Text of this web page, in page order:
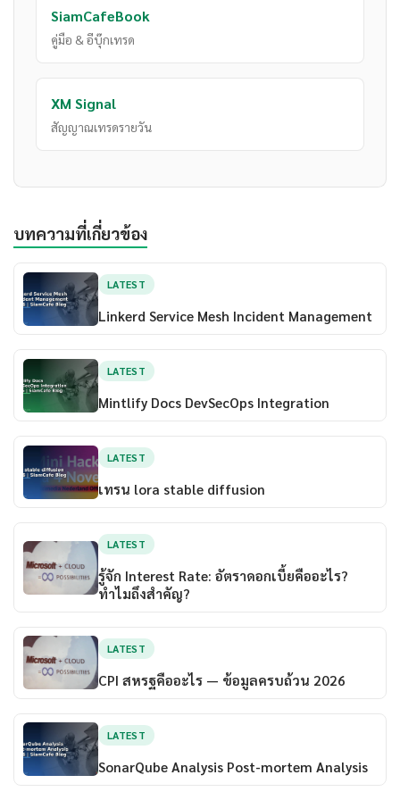
SiamCafeBook
คู่มือ & อีบุ๊กเทรด
XM Signal
สัญญาณเทรดรายวัน
บทความที่เกี่ยวข้อง
LATEST
Linkerd Service Mesh Incident Management
LATEST
Mintlify Docs DevSecOps Integration
LATEST
เทรน lora stable diffusion
LATEST
รู้จัก Interest Rate: อัตราดอกเบี้ยคืออะไร?
ทำไมถึงสำคัญ?
LATEST
CPI สหรฐคืออะไร — ข้อมูลครบถ้วน 2026
LATEST
SonarQube Analysis Post-mortem Analysis